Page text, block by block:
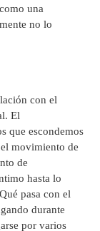
una
no lo
con el
El
que escondemos
movimiento de
de
hasta lo
pasa con el
durante
por varios